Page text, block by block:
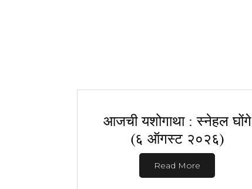
आजची यशोगाथा : स्नेहल घोंगे
(६ ऑगस्ट २०२६)
Read More